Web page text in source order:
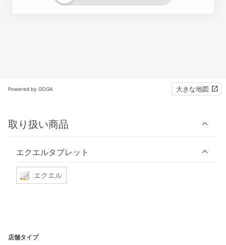
Powered by GOGA 大きな地図
取り扱い商品
エクエルタブレット
エクエル
店舗タイプ